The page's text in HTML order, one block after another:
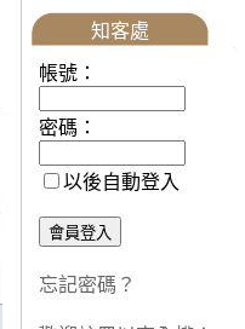
知客處
帳號：
密碼：
以後自動登入
忘記密碼？